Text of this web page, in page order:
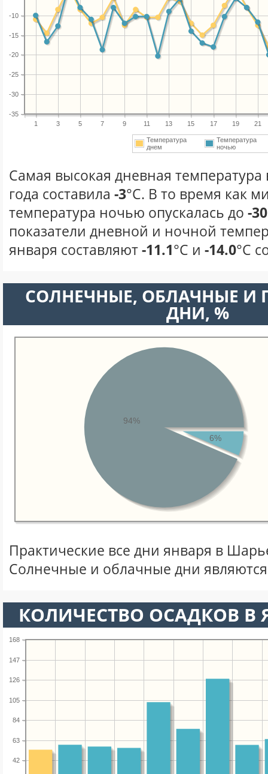
1 3 5 7 9 11 13 15 17 19 21
-35
-30
-25
-20
-15
-10
Температура
днем
Температура
ночью
Самая высокая дневная температура
года составила -3°С. В то время как
температура ночью опускалась до -30
показатели дневной и ночной
января составляют-11.1°С и -14.0°С
CОЛНЕЧНЫЕ, ОБЛАЧНЫЕ И
ДНИ, %
6%
94%
Практические все дни января в
Солнечные и облачные дни
КОЛИЧЕСТВО ОСАДКОВ В
42
63
84
105
126
147
168